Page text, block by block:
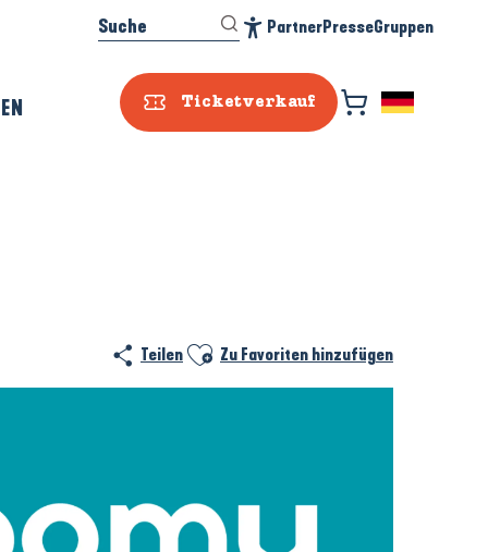
Ticketverkauf
Suche PartnerPresseGruppen
Teilen Ajouter aux favoris
Zu Favoriten hinzufügen